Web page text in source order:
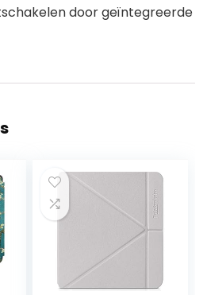
door geïntegreerde